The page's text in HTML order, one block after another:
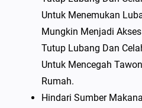
Untuk Menemukan
Mungkin Menjadi
Tutup Lubang Dan
Untuk Mencegah
Rumah.
Hindari Sumber